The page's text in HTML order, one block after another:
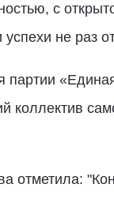
с
не раз
партии
отметила: